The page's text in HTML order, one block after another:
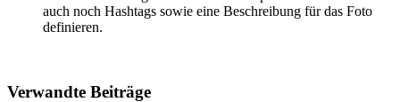
auch noch Hashtags sowie eine Beschreibung für das Foto
definieren.
Verwandte Beiträge